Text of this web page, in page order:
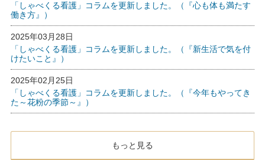
「しゃべくる看護」コラムを更新しました。（『心も体も満たす
働き方』）
2025年03月28日
「しゃべくる看護」コラムを更新しました。（『新生活で気を付
けたいこと』）
2025年02月25日
「しゃべくる看護」コラムを更新しました。（『今年もやってき
た～花粉の季節～』）
もっと見る